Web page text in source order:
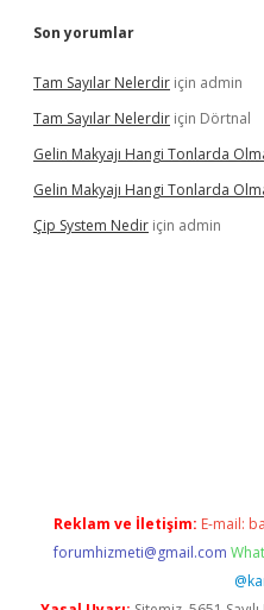
Son yorumlar
Tam Sayılar Nelerdir için admin
Tam Sayılar Nelerdir için Dörtnal
Gelin Makyajı Hangi Tonlarda
Gelin Makyajı Hangi Tonlarda
Çip System Nedir için admin
Reklam ve İletişim: E-mail:
forumhizmeti@gmail.com